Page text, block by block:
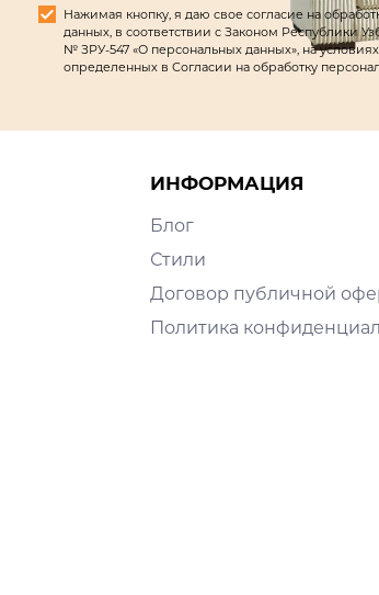
Нажимая кнопку, я даю свое согласие на
данных, в соответствии с Законом Республики
№ ЗРУ-547 «О персональных данных», на
определенных в Согласии на обработку
ИНФОРМАЦИЯ
Блог
Стили
Договор публичной
Политика